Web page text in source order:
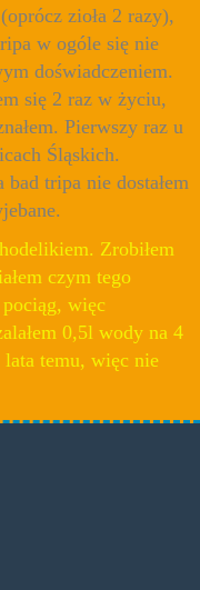
zioła 2 razy),
w ogóle się nie
doświadczeniem.
się 2 raz w życiu,
Pierwszy raz u
Śląskich.
tripa nie dostałem
Zrobiłem
czym tego
więc
0,5l wody na 4
temu, więc nie